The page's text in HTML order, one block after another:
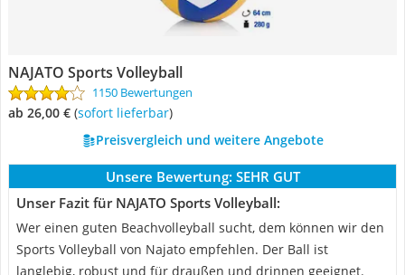
NAJATO Sports Volleyball
1150 Bewertungen
ab 26,00 € ( Sofort lieferbar)
Preisvergleich und weitere Angebote
Unsere Bewertung: SEHR GUT
Unser Fazit für NAJATO Sports Volleyball:
Wer einen guten Beachvolleyball sucht, dem können wir den
Sports Volleyball von Najato empfehlen. Der Ball ist
langlebig, robust und für draußen und drinnen geeignet.